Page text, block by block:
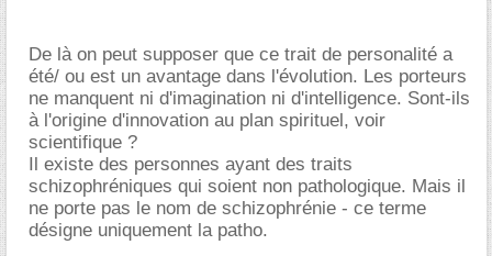
De là on peut supposer que ce trait de personalité a
été/ ou est un avantage dans l'évolution. Les porteurs
ne manquent ni d'imagination ni d'intelligence. Sont-ils
à l'origine d'innovation au plan spirituel, voir
scientifique ?
Il existe des personnes ayant des traits
schizophréniques qui soient non pathologique. Mais il
ne porte pas le nom de schizophrénie - ce terme
désigne uniquement la patho.